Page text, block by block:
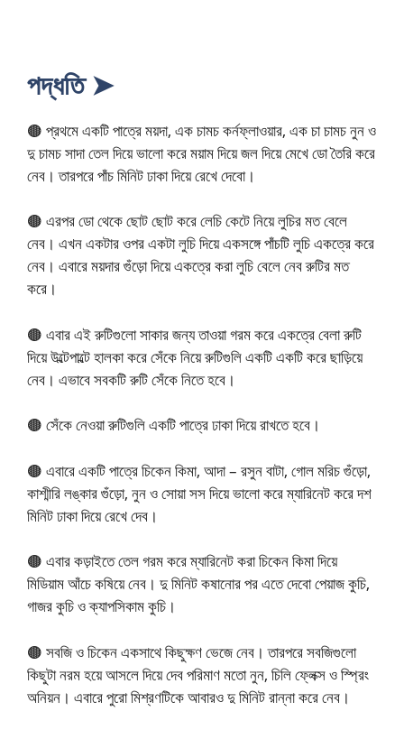
পদ্ধতি ➤
🟤 প্রথমে একটি পাত্রে ময়দা, এক চামচ কর্নফ্লাওয়ার, এক চা চামচ নুন ও
দু চামচ সাদা তেল দিয়ে ভালো করে ময়াম দিয়ে জল দিয়ে মেখে ডো তৈরি করে
নেব। তারপরে পাঁচ মিনিট ঢাকা দিয়ে রেখে দেবো।
🟤 এরপর ডো থেকে ছোট ছোট করে লেচি কেটে নিয়ে লুচির মত বেলে
নেব। এখন একটার ওপর একটা লুচি দিয়ে একসঙ্গে পাঁচটি লুচি একত্রে করে
নেব। এবারে ময়দার গুঁড়ো দিয়ে একত্রে করা লুচি বেলে নেব রুটির মত
করে।
🟤 এবার এই রুটিগুলো সাকার জন্য তাওয়া গরম করে একত্রে বেলা রুটি
দিয়ে উল্টেপাল্টে হালকা করে সেঁকে নিয়ে রুটিগুলি একটি একটি করে ছাড়িয়ে
নেব। এভাবে সবকটি রুটি সেঁকে নিতে হবে।
🟤 সেঁকে নেওয়া রুটিগুলি একটি পাত্রে ঢাকা দিয়ে রাখতে হবে।
🟤 এবারে একটি পাত্রে চিকেন কিমা, আদা – রসুন বাটা, গোল মরিচ গুঁড়ো,
কাশ্মীরি লঙ্কার গুঁড়ো, নুন ও সোয়া সস দিয়ে ভালো করে ম্যারিনেট করে দশ
মিনিট ঢাকা দিয়ে রেখে দেব।
🟤 এবার কড়াইতে তেল গরম করে ম্যারিনেট করা চিকেন কিমা দিয়ে
মিডিয়াম আঁচে কষিয়ে নেব। দু মিনিট কষানোর পর এতে দেবো পেয়াজ কুচি,
গাজর কুচি ও ক্যাপসিকাম কুচি।
🟤 সবজি ও চিকেন একসাথে কিছুক্ষণ ভেজে নেব। তারপরে সবজিগুলো
কিছুটা নরম হয়ে আসলে দিয়ে দেব পরিমাণ মতো নুন, চিলি ফ্লেক্স ও স্প্রিং
অনিয়ন। এবারে পুরো মিশ্রণটিকে আবারও দু মিনিট রান্না করে নেব।